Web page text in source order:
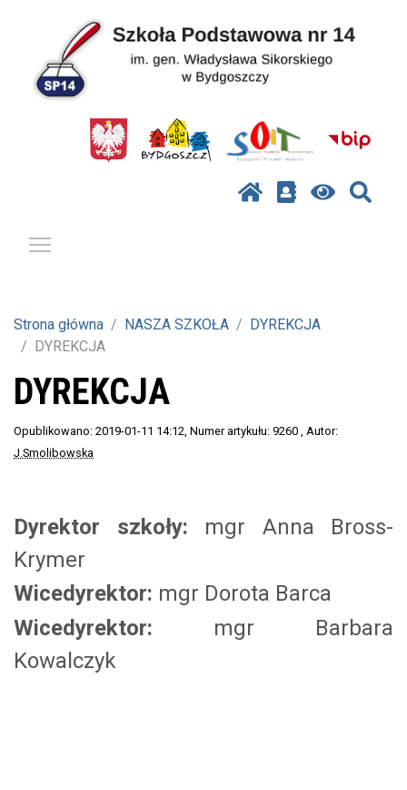
Strona główna NASZA SZKOŁA
DYREKCJA
DYREKCJA
DYREKCJA
Opublikowano: 2019-01-11 14:12 , Numer artykułu: 9260
, Autor:
J.Smolibowska
Dyrektor szkoły: mgr Anna Bross-
Krymer
Wicedyrektor: mgr Dorota Barca
Wicedyrektor: mgr Barbara
Kowalczyk